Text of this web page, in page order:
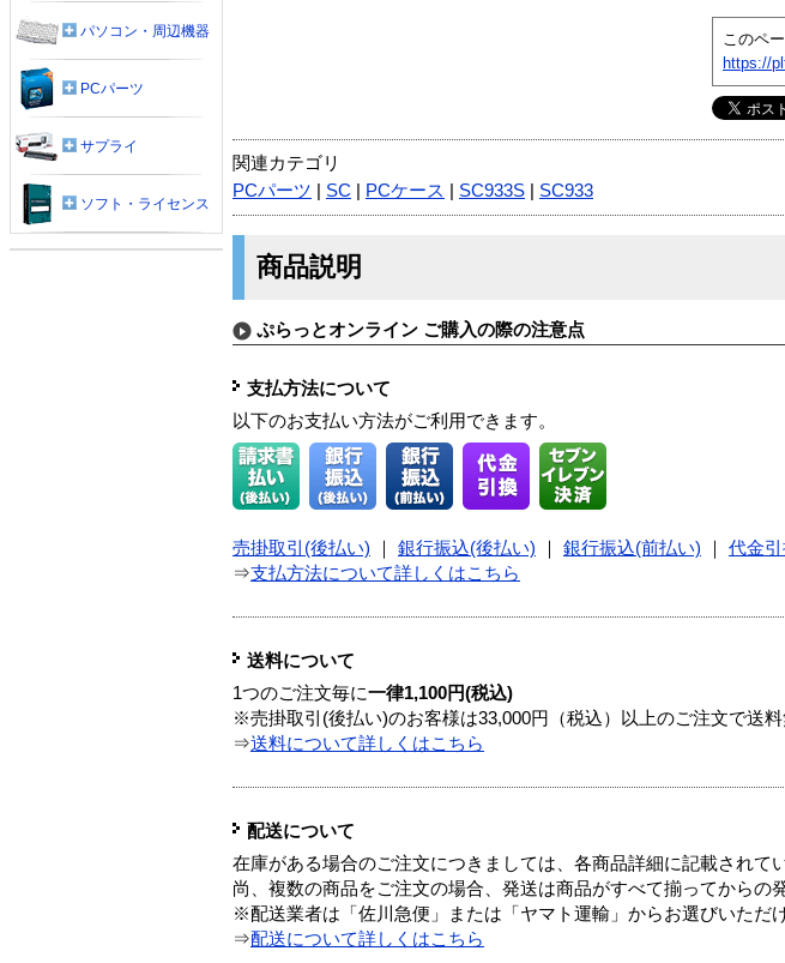
このペ
https://
関連カテゴリ
PCパーツ
SC PCケース SC933S SC933
商品説明
ぷらっとオンライン ご購入の際の注意点
支払方法について
以下のお支払い方法がご利用できます。
売掛取引(後払い) 銀行振込(後払い) 銀行振込(前払い) 代金
⇒支払方法について詳しくはこちら
送料について
1つのご注文毎に一律1,100円(税込)
※売掛取引(後払い)のお客様は33,000円（税込）以上のご注文で送料
⇒送料について詳しくはこちら
配送について
在庫がある場合のご注文につきましては、各商品詳細に記載されて
尚、複数の商品をご注文の場合、発送は商品がすべて揃ってからの
※配送業者は「佐川急便」または「ヤマト運輸」からお選びいただ
⇒配送について詳しくはこちら
パソコン・周辺機器
PCパーツ
サプライ
ソフト・ライセンス